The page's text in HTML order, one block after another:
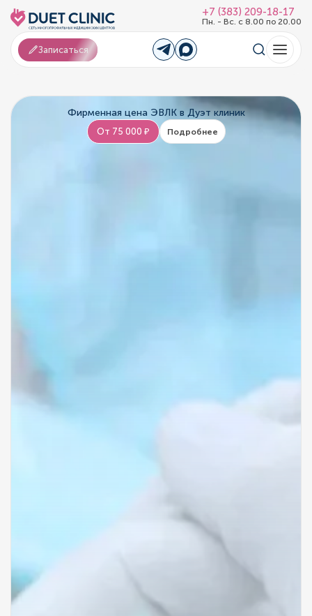
+7 (383) 209-18-17
Пн. - Вс. с 8.00 по 20.00
Записаться
Фирменная цена ЭВЛК в Дуэт клиник
От 75 000 ₽ Подробнее